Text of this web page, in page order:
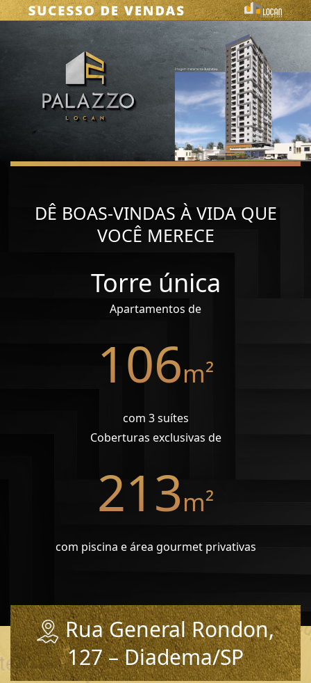
DÊ BOAS-VINDAS À VIDA QUE
VOCÊ MERECE
Torre única
Apartamentos de
106m²
com 3 suítes
Coberturas exclusivas de
213m²
com piscina e área gourmet privativas
Rua General Rondon,
127 – Diadema/SP